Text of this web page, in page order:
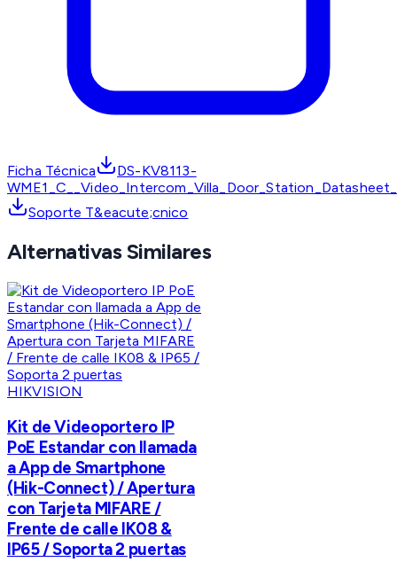
Ficha Técnica
DS-KV8113-
Soporte T&eacute;cnico
Alternativas Similares
HIKVISION
Kit de Videoportero IP
PoE Estandar con llamada
a App de Smartphone
(Hik-Connect) / Apertura
con Tarjeta MIFARE /
Frente de calle IK08 &
IP65 / Soporta 2 puertas